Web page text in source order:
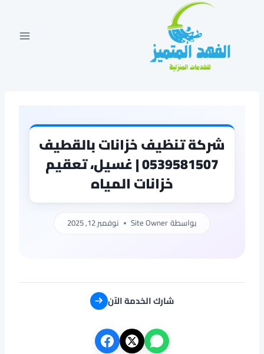
شركة تنظيف خزانات بالقطيف
0539581507 | غسيل، تعقيم
خزانات المياه
بواسطةSite Owner نوفمبر 12, 2025
شارك الخدمة الآن